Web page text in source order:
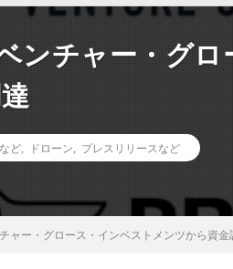
ンチャー・グロ
ど ドローン プレスリリースなど
ャー・グロース・インベストメンツから資金